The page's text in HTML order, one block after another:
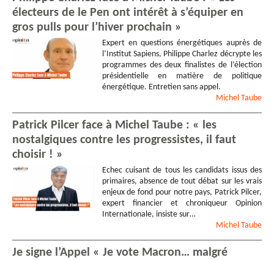
électeurs de le Pen ont intérêt à s’équiper en
gros pulls pour l’hiver prochain »
Expert en questions énergétiques auprès de
l’Institut Sapiens, Philippe Charlez décrypte les
programmes des deux finalistes de l’élection
présidentielle en matière de politique
énergétique. Entretien sans appel.
Michel Taube
Patrick Pilcer face à Michel Taube : « les
nostalgiques contre les progressistes, il faut
choisir ! »
Echec cuisant de tous les candidats issus des
primaires, absence de tout débat sur les vrais
enjeux de fond pour notre pays, Patrick Pilcer,
expert financier et chroniqueur Opinion
Internationale, insiste sur…
Michel Taube
Je signe l’Appel « Je vote Macron… malgré